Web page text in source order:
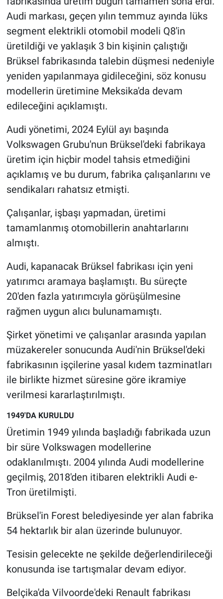
Audi markası, geçen yılın temmuz ayında lüks
segment elektrikli otomobil modeli Q8'in
üretildiği ve yaklaşık 3 bin kişinin çalıştığı
Brüksel fabrikasında talebin düşmesi nedeniyle
yeniden yapılanmaya gidileceğini, söz konusu
modellerin üretimine Meksika'da devam
edileceğini açıklamıştı.
Audi yönetimi, 2024 Eylül ayı başında
Volkswagen Grubu'nun Brüksel'deki fabrikaya
üretim için hiçbir model tahsis etmediğini
açıklamış ve bu durum, fabrika çalışanlarını ve
sendikaları rahatsız etmişti.
Çalışanlar, işbaşı yapmadan, üretimi
tamamlanmış otomobillerin anahtarlarını
almıştı.
Audi, kapanacak Brüksel fabrikası için yeni
yatırımcı aramaya başlamıştı. Bu süreçte
20'den fazla yatırımcıyla görüşülmesine
rağmen uygun alıcı bulunamamıştı.
Şirket yönetimi ve çalışanlar arasında yapılan
müzakereler sonucunda Audi'nin Brüksel'deki
fabrikasının işçilerine yasal kıdem tazminatları
ile birlikte hizmet süresine göre ikramiye
verilmesi kararlaştırılmıştı.
1949'DA KURULDU
Üretimin 1949 yılında başladığı fabrikada uzun
bir süre Volkswagen modellerine
odaklanılmıştı. 2004 yılında Audi modellerine
geçilmiş, 2018'den itibaren elektrikli Audi e-
Tron üretilmişti.
Brüksel'in Forest belediyesinde yer alan fabrika
54 hektarlık bir alan üzerinde bulunuyor.
Tesisin gelecekte ne şekilde değerlendirileceği
konusunda ise tartışmalar devam ediyor.
Belçika'da Vilvoorde'deki Renault fabrikası
Gündem Özel
Günün görüntüsü
Haber
İlan
Kimdir
Koronavirüs
Kültür Sanat
Nedir
Programlar
Spor
Teknoloji
Türkiye'nin Geleceği
Yerel Gündem
Yerel Yaşam
Canlı Yayın